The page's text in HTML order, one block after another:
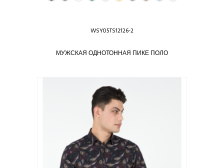
WSY05TS12126-2
МУЖСКАЯ ОДНОТОННАЯ ПИКЕ ПОЛО